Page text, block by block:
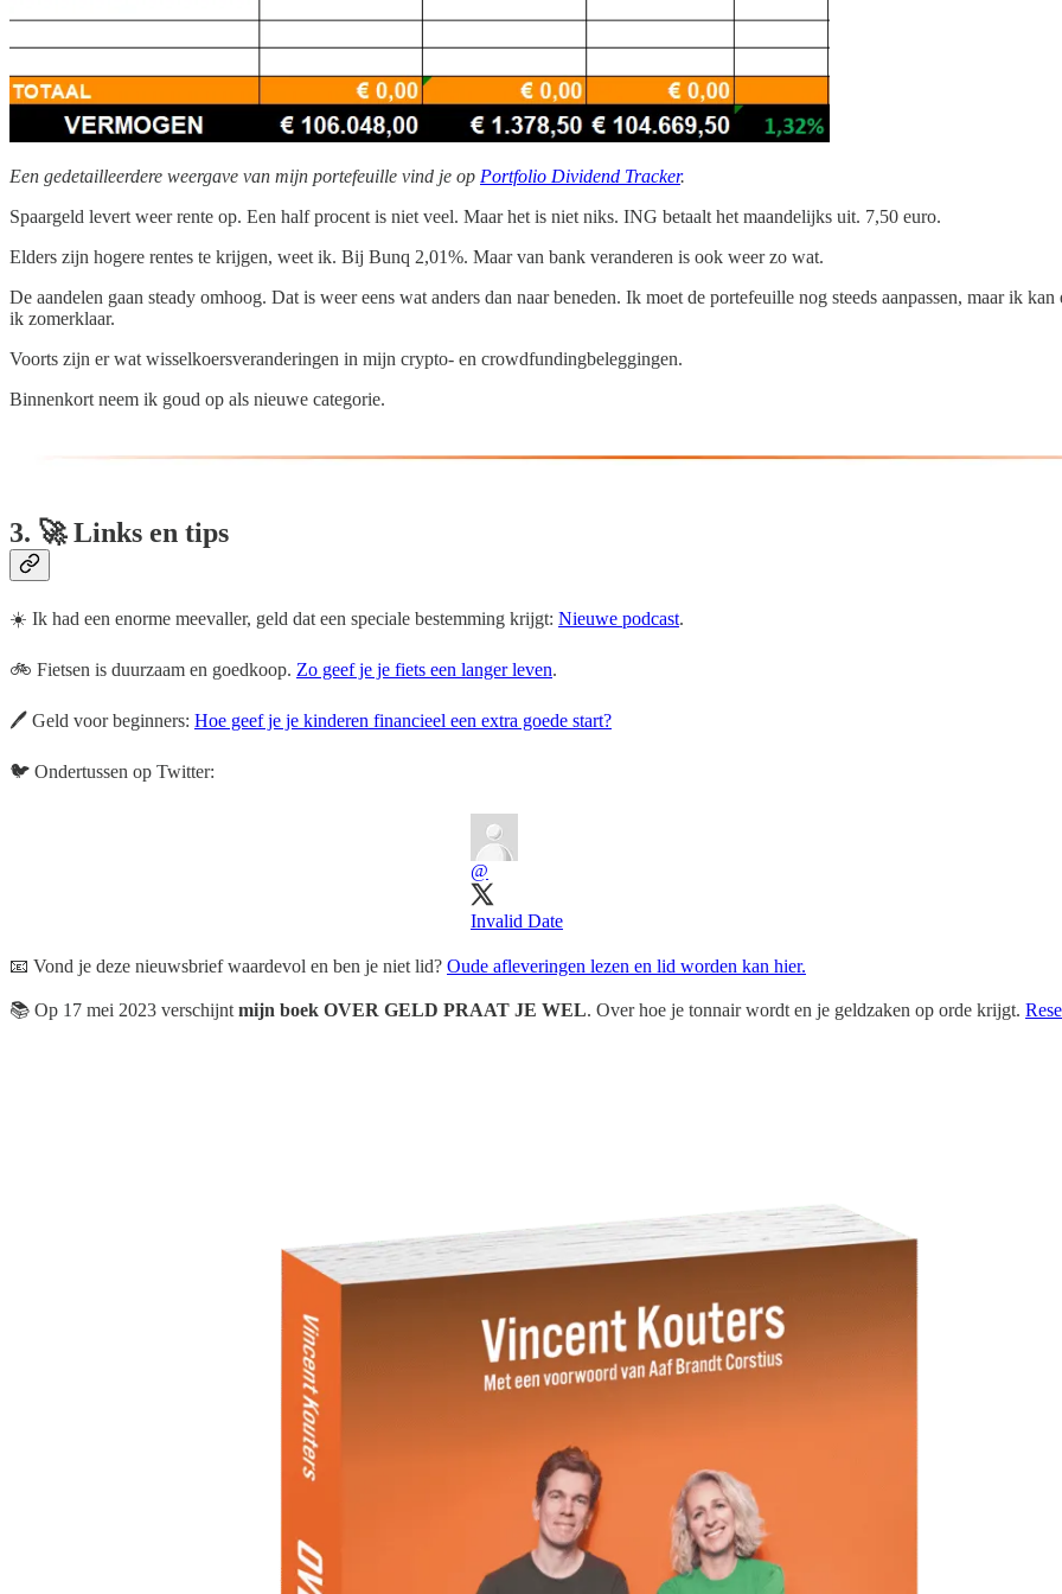
Een gedetailleerdere weergave van mijn portefeuille vind je op Portfolio Dividend Tracker.
Spaargeld levert weer rente op. Een half procent is niet veel. Maar het is niet niks. ING betaalt het maandelijks uit. 7,50 euro.
Elders zijn hogere rentes te krijgen, weet ik. Bij Bunq 2,01%. Maar van bank veranderen is ook weer zo wat.
De aandelen gaan steady omhoog. Dat is weer eens wat anders dan naar beneden. Ik moet de portefeuille nog steeds aanpassen, maar ik
ik zomerklaar.
Voorts zijn er wat wisselkoersveranderingen in mijn crypto- en crowdfundingbeleggingen.
Binnenkort neem ik goud op als nieuwe categorie.
3. 🚀 Links en tips
☀️ Ik had een enorme meevaller, geld dat een speciale bestemming krijgt: Nieuwe podcast.
🚲 Fietsen is duurzaam en goedkoop. Zo geef je je fiets een langer leven.
🖊️ Geld voor beginners: Hoe geef je je kinderen financieel een extra goede start?
🐦️ Ondertussen op Twitter:
@
Invalid Date
📧 Vond je deze nieuwsbrief waardevol en ben je niet lid? Oude afleveringen lezen en lid worden kan hier.
📚️ Op 17 mei 2023 verschijnt mijn boek OVER GELD PRAAT JE WEL. Over hoe je tonnair wordt en je geldzaken op orde krijgt.